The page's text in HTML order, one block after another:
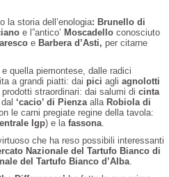
la storia dell’enologia: Brunello di
e l”antico’ Moscadelloconosciuto
e Barbera d’Asti, per citarne
quella piemontese, dalle radici
a grandi piatti: dai pici agli agnolotti
prodotti straordinari: dai salumi di cinta
dal ‘cacio’ di PienzaallaRobiola di
le carni pregiate regine della tavola:
Igp) e lafassona.
che ha reso possibili interessanti
Nazionale del Tartufo Bianco di
del Tartufo Bianco d’Alba.